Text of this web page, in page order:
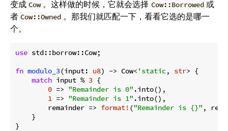
变成 Cow 。这样做的时候，它就会选择 Cow::Borrowed 或
者 Cow::Owned 。那我们就匹配一下，看看它选的是哪一
个。
use std::borrow::Cow;
fn modulo_3(input: u8) -> Cow< 'static, str> {
match input % 3 {
0 => "Remainder is 0" .into(),
1 => "Remainder is 1" .into(),
        remainder =>
format! ("Remainder is {}" ,
    }
}